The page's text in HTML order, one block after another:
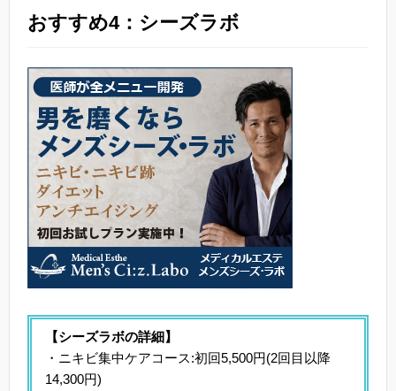
おすすめ4：シーズラボ
【シーズラボの詳細】
・ニキビ集中ケアコース:初回5,500円(2回目以降
14,300円)